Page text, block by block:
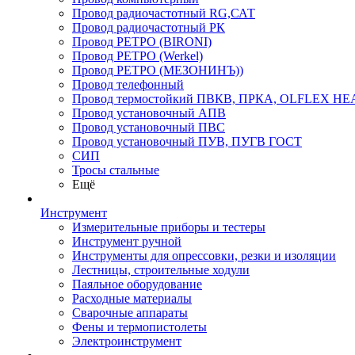
Провод радиочастотный RG,САТ
Провод радиочастотный РК
Провод РЕТРО (BIRONI)
Провод РЕТРО (Werkel)
Провод РЕТРО (МЕЗОНИНЪ))
Провод телефонный
Провод термостойкий ПВКВ, ПРКА, OLFLEX
Провод установочный АПВ
Провод установочный ПВС
Провод установочный ПУВ, ПУГВ ГОСТ
СИП
Тросы стальные
Ещё
Инструмент
Измерительные приборы и тестеры
Инструмент ручной
Инструменты для опрессовки, резки и изоляции
Лестницы, строительные ходули
Паяльное оборудование
Расходные материалы
Сварочные аппараты
Фены и термопистолеты
Электроинструмент